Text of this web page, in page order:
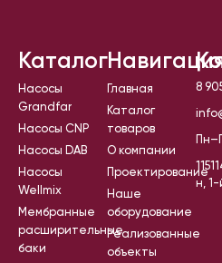
Каталог
Насосы
Grandfar
Насосы CNP
Насосы DAB
Насосы
Wellmix
Мембранные
расширительные
баки
Главная
Каталог
товаров
О компании
Проектирование
Наше
оборудование
Реализованные
объекты
8
н, 1-